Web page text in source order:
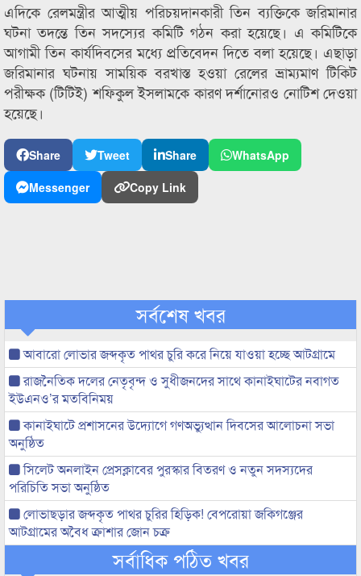
এদিকে রেলমন্ত্রীর আত্মীয় পরিচয়দানকারী তিন ব্যক্তিকে জরিমানার
ঘটনা তদন্তে তিন সদস্যের কমিটি গঠন করা হয়েছে। এ কমিটিকে
আগামী তিন কার্যদিবসের মধ্যে প্রতিবেদন দিতে বলা হয়েছে। এছাড়া
জরিমানার ঘটনায় সাময়িক বরখাস্ত হওয়া রেলের ভ্রাম্যমাণ টিকিট
পরীক্ষক (টিটিই) শফিকুল ইসলামকে কারণ দর্শানোরও নোটিশ দেওয়া
হয়েছে।
Share Tweet Share
WhatsApp
Messenger
Copy Link
সর্বশেষ খবর
আবারো লোভার জব্দকৃত পাথর চুরি করে নিয়ে যাওয়া হচ্ছে আটগ্রামে
রাজনৈতিক দলের নেতৃবৃন্দ ও সুধীজনদের সাথে কানাইঘাটের নবাগত
ইউএনও’র মতবিনিময়
কানাইঘাটে প্রশাসনের উদ্যোগে গণঅভ্যুত্থান দিবসের আলোচনা সভা
অনুষ্ঠিত
সিলেট অনলাইন প্রেসক্লাবের পুরস্কার বিতরণ ও নতুন সদস্যদের
পরিচিতি সভা অনুষ্ঠিত
লোভাছড়ার জব্দকৃত পাথর চুরির হিড়িক! বেপরোয়া জকিগঞ্জের
আটগ্রামের অবৈধ ক্রাশার জোন চক্র
সর্বাধিক পঠিত খবর